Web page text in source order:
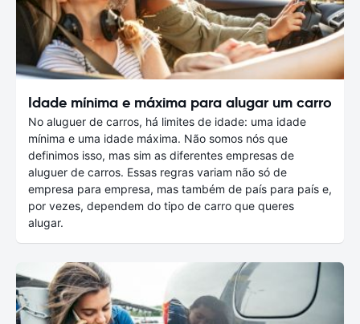
Idade mínima e máxima para alugar um carro
No aluguer de carros, há limites de idade: uma idade
mínima e uma idade máxima. Não somos nós que
definimos isso, mas sim as diferentes empresas de
aluguer de carros. Essas regras variam não só de
empresa para empresa, mas também de país para país e,
por vezes, dependem do tipo de carro que queres
alugar.